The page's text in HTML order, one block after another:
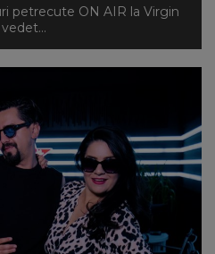
petrecute ON AIR la Virgin